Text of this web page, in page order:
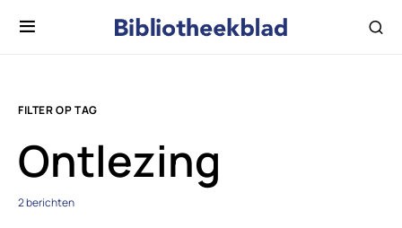
FILTER OP TAG
Ontlezing
2 berichten